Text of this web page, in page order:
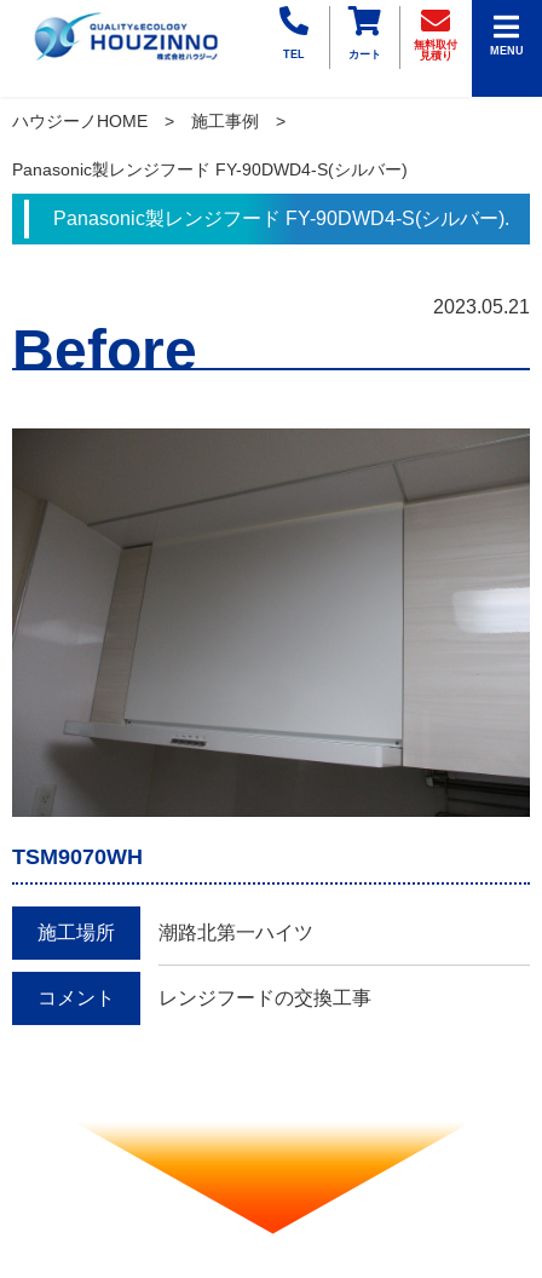
TEL カート
無料取付
見積り
MENU
ハウジーノHOME 施工事例
Panasonic製レンジフード FY-90DWD4-S(シルバー)
Panasonic製レンジフード FY-90DWD4-S(シルバー).
2023.05.21
Before
TSM9070WH
施工場所 潮路北第一ハイツ
コメント レンジフードの交換工事